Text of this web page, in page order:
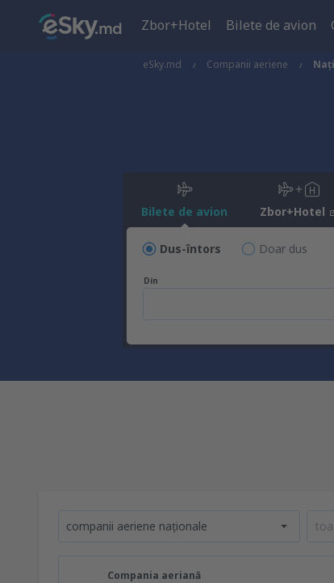
Zbor+Hotel Bilete de avion
eSky.md Companii aeriene
Bilete de avion Zbor+Hotel
Dus-întors Doar dus
Din
companii aeriene naționale
Compania aeriană